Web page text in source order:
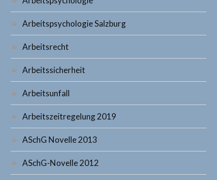
Arbeitspsychologie Salzburg
Arbeitsrecht
Arbeitssicherheit
Arbeitsunfall
Arbeitszeitregelung 2019
ASchG Novelle 2013
ASchG-Novelle 2012